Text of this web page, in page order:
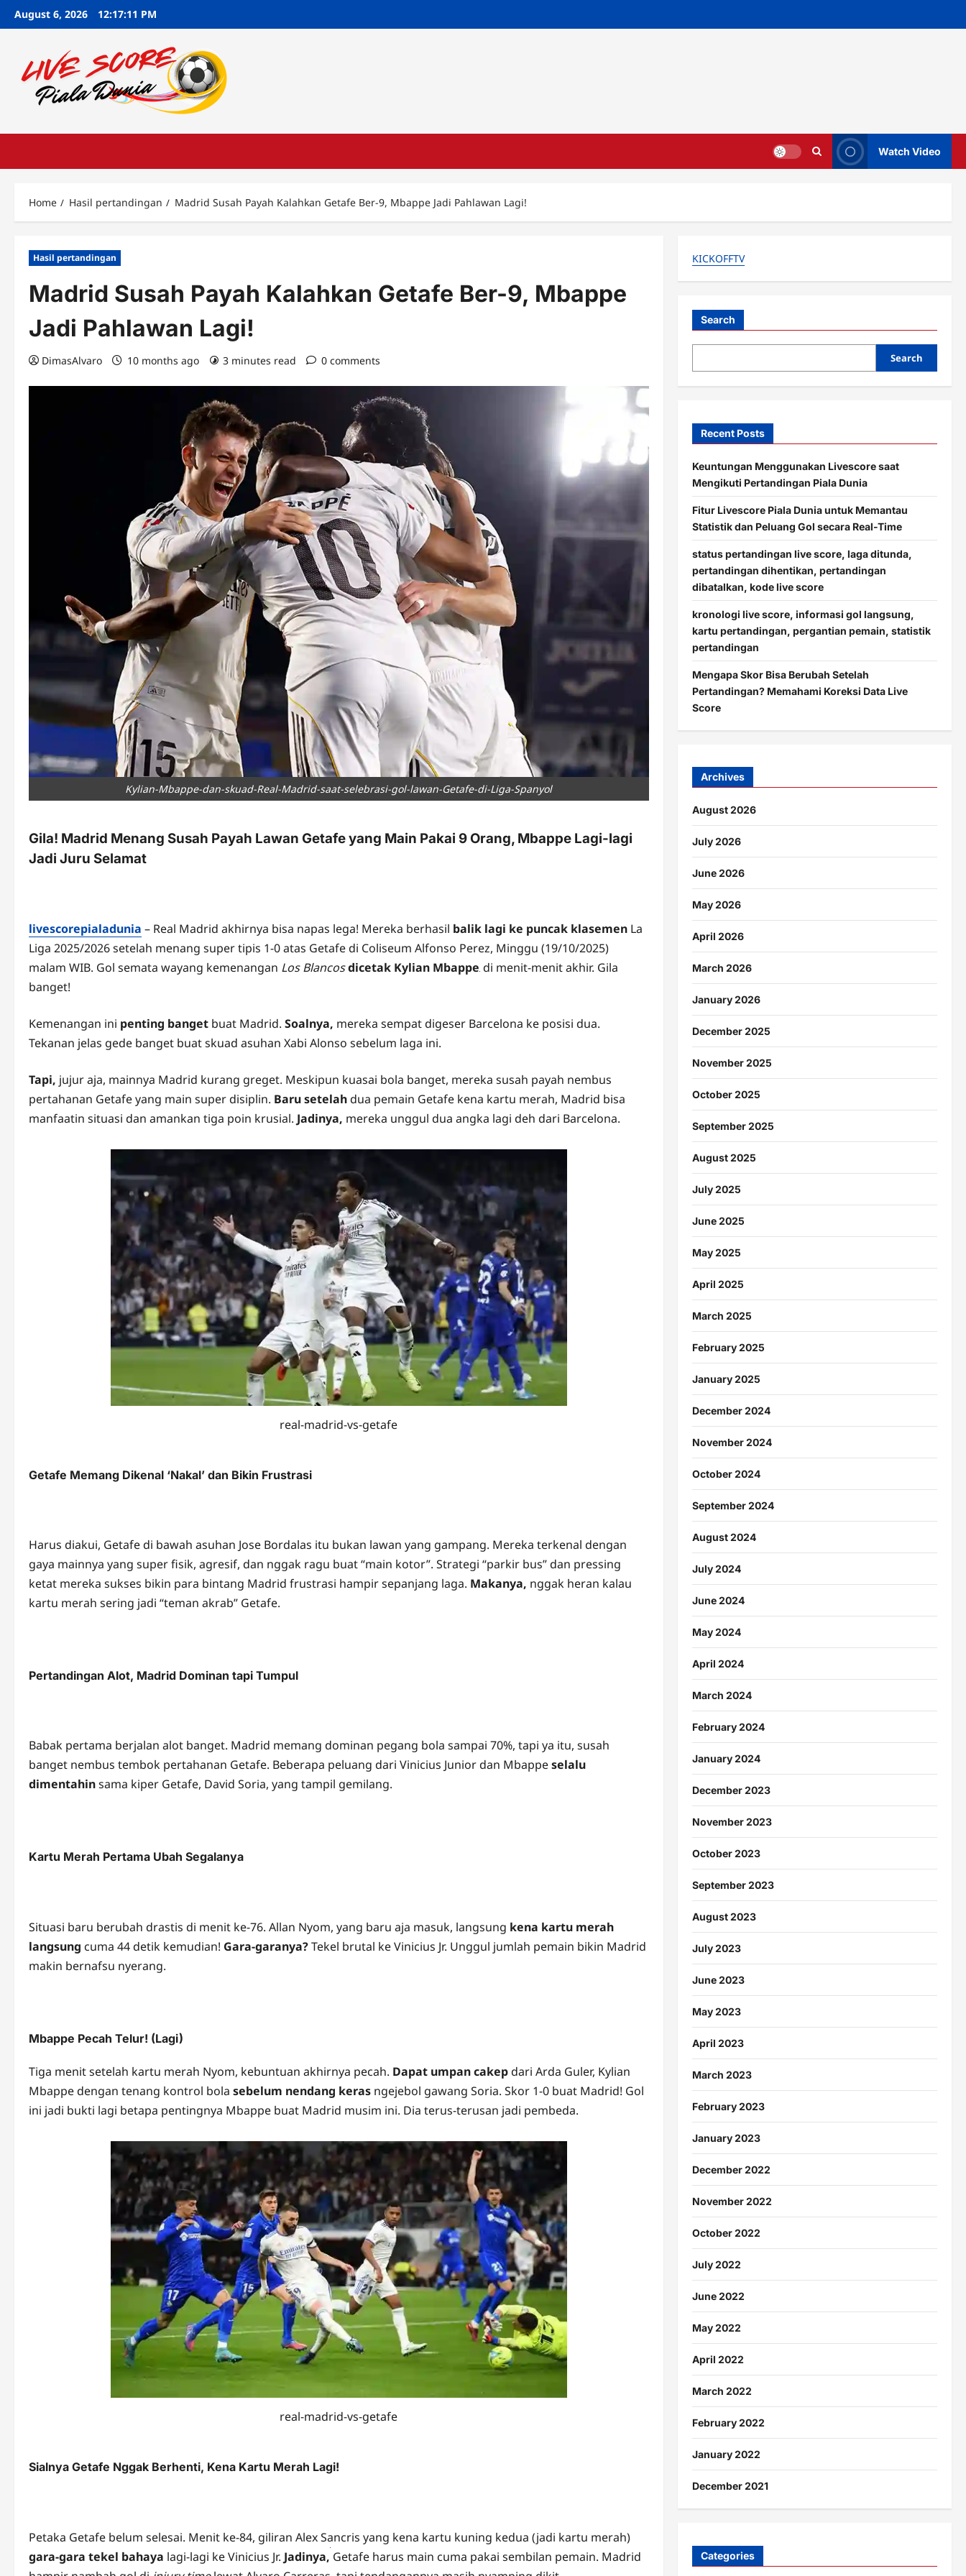
SkipAugust 6, 2026 12:17:12 PM
Watch Video
Home Hasil pertandingan Madrid Susah Payah Kalahkan Getafe Ber-9, Mbappe Jadi Pahlawan Lagi!
Hasil pertandingan
Madrid Susah Payah Kalahkan Getafe Ber-9, Mbappe
Jadi Pahlawan Lagi!
DimasAlvaro 10 months ago 3 minutes read 0 comments
Kylian-Mbappe-dan-skuad-Real-Madrid-saat-selebrasi-gol-lawan-Getafe-di-Liga-Spanyol
Gila! Madrid Menang Susah Payah Lawan Getafe yang Main Pakai 9 Orang, Mbappe Lagi-lagi
Jadi Juru Selamat
livescorepialadunia – Real Madrid akhirnya bisa napas lega! Mereka berhasil balik lagi ke puncak klasemen La
Liga 2025/2026 setelah menang super tipis 1-0 atas Getafe di Coliseum Alfonso Perez, Minggu (19/10/2025)
malam WIB. Gol semata wayang kemenangan Los Blancosdicetak Kylian Mbappe
Dewapoker
di menit-menit akhir. Gila
banget!
Kemenangan ini penting banget buat Madrid. Soalnya, mereka sempat digeser Barcelona ke posisi dua.
Tekanan jelas gede banget buat skuad asuhan Xabi Alonso sebelum laga ini.
Tapi, jujur aja, mainnya Madrid kurang greget. Meskipun kuasai bola banget, mereka susah payah nembus
pertahanan Getafe yang main super disiplin. Baru setelahdua pemain Getafe kena kartu merah, Madrid bisa
manfaatin situasi dan amankan tiga poin krusial. Jadinya, mereka unggul dua angka lagi deh dari Barcelona.
real-madrid-vs-getafe
Getafe Memang Dikenal ‘Nakal’ dan Bikin Frustrasi
Harus diakui, Getafe di bawah asuhan Jose Bordalas itu bukan lawan yang gampang. Mereka terkenal dengan
gaya mainnya yang super fisik, agresif, dan nggak ragu buat “main kotor”. Strategi “parkir bus” dan pressing
ketat mereka sukses bikin para bintang Madrid frustrasi hampir sepanjang laga. Makanya, nggak heran kalau
kartu merah sering jadi “teman akrab” Getafe.
Pertandingan Alot, Madrid Dominan tapi Tumpul
Babak pertama berjalan alot banget. Madrid memang dominan pegang bola sampai 70%, tapi ya itu, susah
banget nembus tembok pertahanan Getafe. Beberapa peluang dari Vinicius Junior dan Mbappeselalu
dimentahinsama kiper Getafe, David Soria, yang tampil gemilang.
Kartu Merah Pertama Ubah Segalanya
Situasi baru berubah drastis di menit ke-76. Allan Nyom, yang baru aja masuk, langsung kena kartu merah
langsung cuma 44 detik kemudian! Gara-garanya?Tekel brutal ke Vinicius Jr. Unggul jumlah pemain bikin Madrid
makin bernafsu nyerang.
Mbappe Pecah Telur! (Lagi)
Tiga menit setelah kartu merah Nyom, kebuntuan akhirnya pecah. Dapat umpan cakepdari Arda Guler, Kylian
Mbappe dengan tenang kontrol bola sebelum nendang keras ngejebol gawang Soria. Skor 1-0 buat Madrid! Gol
ini jadi bukti lagi betapa pentingnya Mbappe buat Madrid musim ini. Dia terus-terusan jadi pembeda.
real-madrid-vs-getafe
Sialnya Getafe Nggak Berhenti, Kena Kartu Merah Lagi!
Petaka Getafe belum selesai. Menit ke-84, giliran Alex Sancris yang kena kartu kuning kedua (jadi kartu merah)
gara-gara tekel bahaya lagi-lagi ke Vinicius Jr. Jadinya, Naga303
Getafe harus main cuma pakai sembilan pemain. Madrid
KICKOFFTV
Search
Search
Recent Posts
Keuntungan Menggunakan Livescore saat
Mengikuti Pertandingan Piala Dunia
Fitur Livescore Piala Dunia untuk Memantau
Statistik dan Peluang Gol secara Real-Time
status pertandingan live score, laga ditunda,
pertandingan dihentikan, pertandingan
dibatalkan, kode live score
kronologi live score, informasi gol langsung,
kartu pertandingan, pergantian pemain, statistik
pertandingan
Mengapa Skor Bisa Berubah Setelah
Pertandingan? Memahami Koreksi Data Live
Score
Archives
August 2026
July 2026
June 2026
May 2026
April 2026
March 2026
January 2026
December 2025
November 2025
October 2025
September 2025
August 2025
July 2025
June 2025
May 2025
April 2025
March 2025
February 2025
January 2025
December 2024
November 2024
October 2024
September 2024
August 2024
July 2024
June 2024
May 2024
April 2024
March 2024
February 2024
January 2024
December 2023
November 2023
October 2023
September 2023
August 2023
July 2023
June 2023
May 2023
April 2023
March 2023
February 2023
January 2023
December 2022
November 2022
October 2022
July 2022
June 2022
May 2022
April 2022
March 2022
February 2022
January 2022
December 2021
Categories